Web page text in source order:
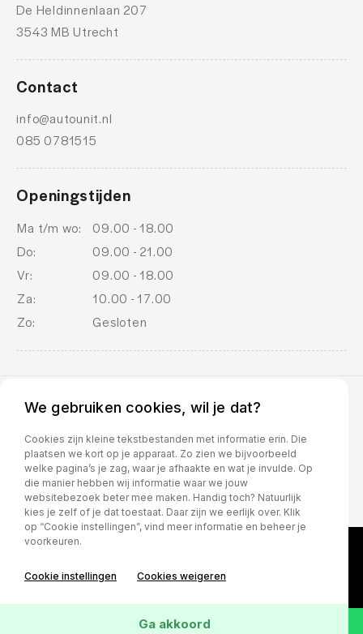
De Heldinnenlaan 207
3543 MB Utrecht
Contact
info@autounit.nl
085 0781515
Openingstijden
Ma t/m wo:
09.00 - 18.00
Do:
09.00 - 21.00
Vr:
09.00 - 18.00
Za:
10.00 - 17.00
Zo:
Gesloten
BOVAG voorwaarden
We gebruiken cookies, wil je dat?
Cookies zijn kleine tekstbestanden met informatie erin. Die
plaatsen we kort op je apparaat. Zo zien we bijvoorbeeld
welke pagina’s je zag, waar je afhaakte en wat je invulde. Op
die manier hebben wij informatie waar we jouw
websitebezoek beter mee maken. Handig toch? Natuurlijk
kies je zelf of je dat toestaat. Daar zijn we eerlijk over. Klik
op “Cookie instellingen”, vind meer informatie en beheer je
voorkeuren.
Cookie instellingen Cookies weigeren
Ga akkoord